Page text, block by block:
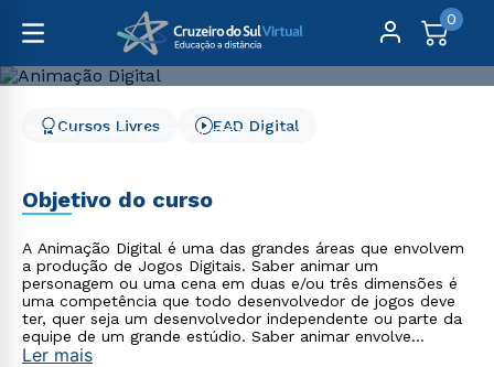
0
Cursos Livres Comunicação Animação Digital
Cursos Livres EAD Digital
Objetivo do curso
A Animação Digital é uma das grandes áreas que envolvem
a produção de Jogos Digitais. Saber animar um
personagem ou uma cena em duas e/ou três dimensões é
uma competência que todo desenvolvedor de jogos deve
ter, quer seja um desenvolvedor independente ou parte da
equipe de um grande estúdio. Saber animar envolve
algumas habilidades, como elaborar bem o roteiro de uma
Ler mais